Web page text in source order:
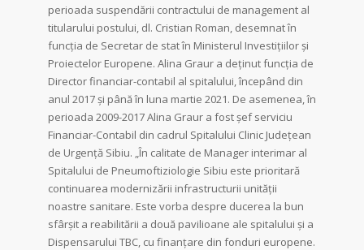
perioada suspendării contractului de management al
titularului postului, dl. Cristian Roman, desemnat în
funcția de Secretar de stat în Ministerul Investițiilor și
Proiectelor Europene. Alina Graur a deținut funcția de
Director financiar-contabil al spitalului, începând din
anul 2017 și până în luna martie 2021. De asemenea, în
perioada 2009-2017 Alina Graur a fost șef serviciu
Financiar-Contabil din cadrul Spitalului Clinic Județean
de Urgență Sibiu. „În calitate de Manager interimar al
Spitalului de Pneumoftiziologie Sibiu este prioritară
continuarea modernizării infrastructurii unității
noastre sanitare. Este vorba despre ducerea la bun
sfârșit a reabilitării a două pavilioane ale spitalului și a
Dispensarului TBC, cu finanțare din fonduri europene.